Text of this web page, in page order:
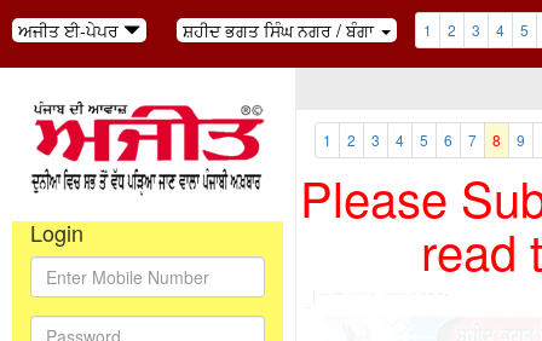
ਅਜੀਤ ਈ-ਪੇਪਰ ਸ਼ਹੀਦ ਭਗਤ ਸਿੰਘ ਨਗਰ / ਬੰਗਾ 1 2 3 4 5
Login
1 2 3 4 5 6 7 8 9
Please
read